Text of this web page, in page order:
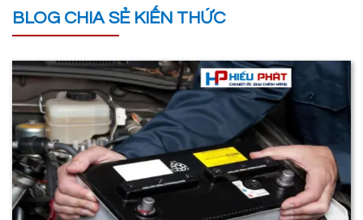
BLOG CHIA SẺ KIẾN THỨC